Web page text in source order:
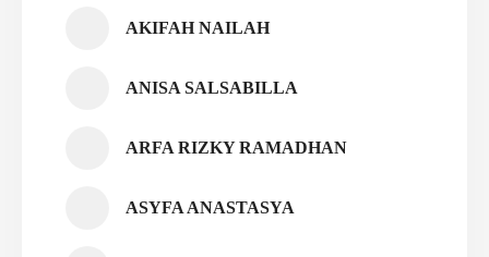
AKIFAH NAILAH
ANISA SALSABILLA
ARFA RIZKY RAMADHAN
ASYFA ANASTASYA